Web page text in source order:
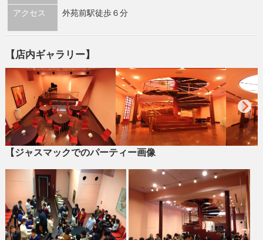
アクセス 外苑前駅徒歩６分
【店内ギャラリー】
【ジャスマックでのパーティー画像